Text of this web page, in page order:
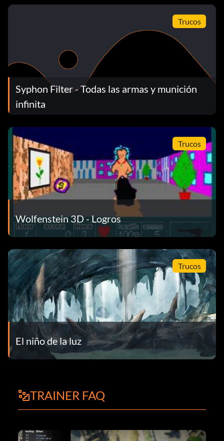
Trucos
Syphon Filter - Todas las armas y munición
infinita
Trucos
Wolfenstein 3D - Logros
Trucos
El niño de la luz
TRAINER FAQ